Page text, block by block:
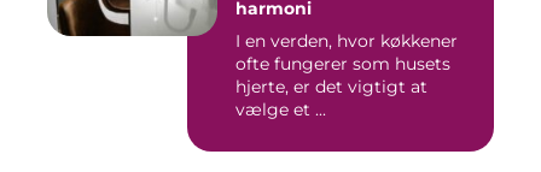
harmoni
I en verden, hvor køkkener
ofte fungerer som husets
hjerte, er det vigtigt at
vælge et ...